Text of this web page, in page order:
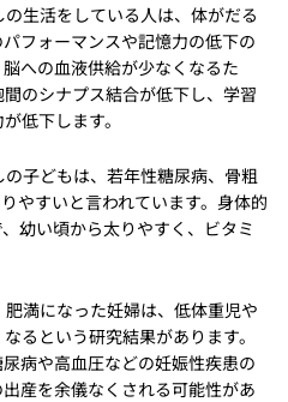
生活をしている人は、体がだる
フォーマンスや記憶力の低下の
への血液供給が少なくなるた
のシナプス結合が低下し、学習
低下します。
子どもは、若年性糖尿病、骨粗
やすいと言われています。身体的
幼い頃から太りやすく、ビタミ
満になった妊婦は、低体重児や
るという研究結果があります。
病や高血圧などの妊娠性疾患の
産を余儀なくされる可能性があ